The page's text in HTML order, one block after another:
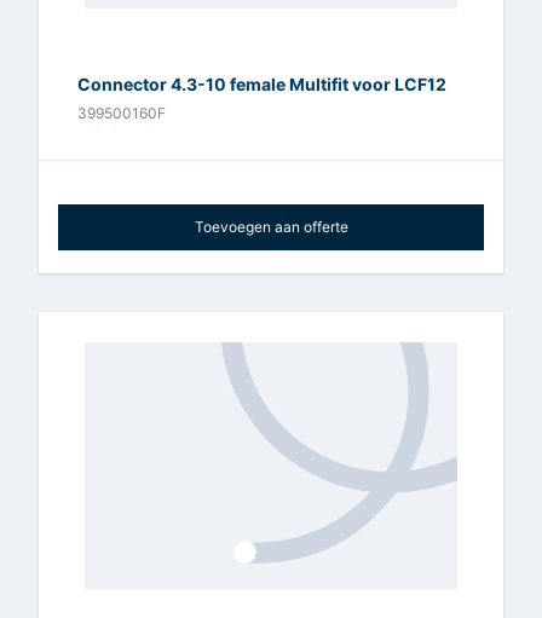
Connector 4.3-10 female Multifit voor LCF12
399500160F
Toevoegen aan offerte